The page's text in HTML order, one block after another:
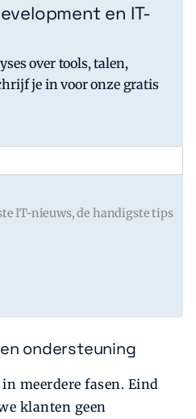
en IT-
over tools, talen,
je in voor onze gratis
IT-nieuws, de handigste tips
ondersteuning
meerdere fasen. Eind
klanten geen